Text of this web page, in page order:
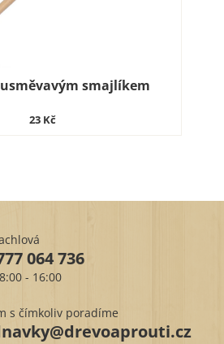
smajlíkem
23 Kč
064 736
- 16:00
s čímkoliv poradíme